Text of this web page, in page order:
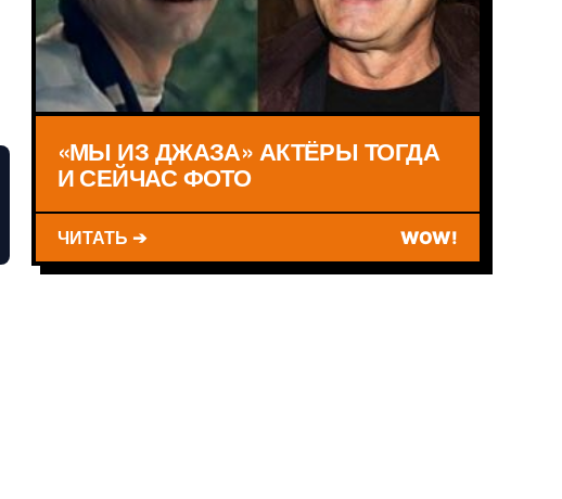
«МЫ ИЗ ДЖАЗА» АКТЁРЫ ТОГДА
И СЕЙЧАС ФОТО
ЧИТАТЬ ➔ WOW!